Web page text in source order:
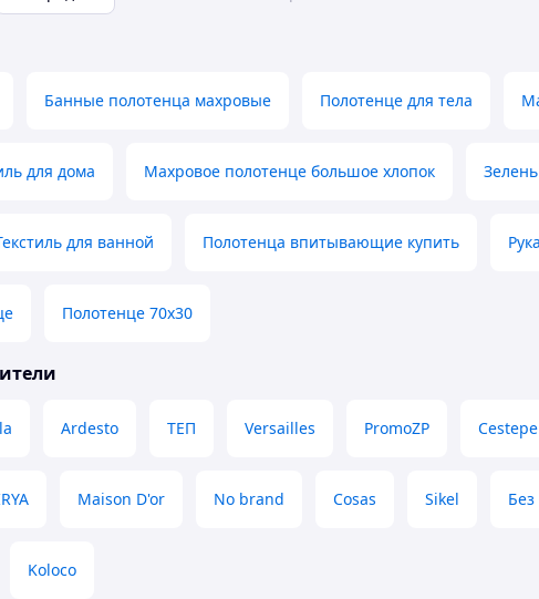
Банные полотенца махровые Полотенце для тела
для дома Махровое полотенце большое хлопок Зелень
для ванной Полотенца впитывающие купить
Полотенце 70х30
Ardesto ТЕП Versailles PromoZP Cestepe
Maison D'or No brand Cosas Sikel
Koloco